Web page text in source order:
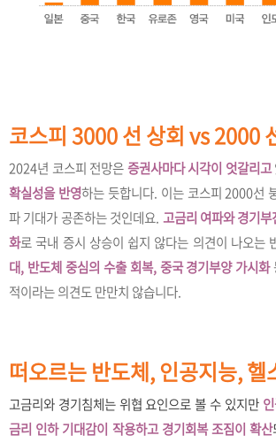
코스피 3000 선 상회 vs 2000
2024년 코스피 전망은증권사마다 시각이 엇갈리고
확실성을 반영하는 듯합니다. 이는 코스피 2000선
파 기대가 공존하는 것인데요. 고금리 여파와 경기
화로 국내 증시 상승이 쉽지 않다는 의견이 나오는
대, 반도체 중심의 수출 회복, 중국 경기부양 가시화
적이라는 의견도 만만치 않습니다.
떠오르는 반도체, 인공지능, 헬
고금리와 경기침체는 위협 요인으로 볼 수 있지만
금리 인하 기대감이 작용하고 경기회복 조짐이 확산